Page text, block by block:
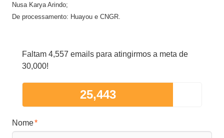
Nusa Karya Arindo;
De processamento: Huayou e CNGR.
Faltam 4,557 emails para atingirmos a meta de
30,000!
25,443
Nome